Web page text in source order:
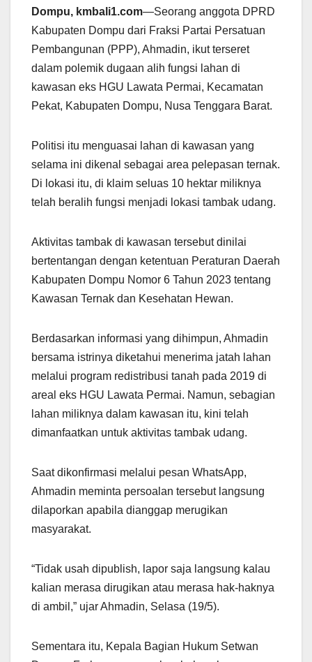
Dompu, kmbali1.com—Seorang anggota DPRD
Kabupaten Dompu dari Fraksi Partai Persatuan
Pembangunan (PPP), Ahmadin, ikut terseret
dalam polemik dugaan alih fungsi lahan di
kawasan eks HGU Lawata Permai, Kecamatan
Pekat, Kabupaten Dompu, Nusa Tenggara Barat.
Politisi itu menguasai lahan di kawasan yang
selama ini dikenal sebagai area pelepasan ternak.
Di lokasi itu, di klaim seluas 10 hektar miliknya
telah beralih fungsi menjadi lokasi tambak udang.
Aktivitas tambak di kawasan tersebut dinilai
bertentangan dengan ketentuan Peraturan Daerah
Kabupaten Dompu Nomor 6 Tahun 2023 tentang
Kawasan Ternak dan Kesehatan Hewan.
Berdasarkan informasi yang dihimpun, Ahmadin
bersama istrinya diketahui menerima jatah lahan
melalui program redistribusi tanah pada 2019 di
areal eks HGU Lawata Permai. Namun, sebagian
lahan miliknya dalam kawasan itu, kini telah
dimanfaatkan untuk aktivitas tambak udang.
Saat dikonfirmasi melalui pesan WhatsApp,
Ahmadin meminta persoalan tersebut langsung
dilaporkan apabila dianggap merugikan
masyarakat.
“Tidak usah dipublish, lapor saja langsung kalau
kalian merasa dirugikan atau merasa hak-haknya
di ambil,” ujar Ahmadin, Selasa (19/5).
Sementara itu, Kepala Bagian Hukum Setwan